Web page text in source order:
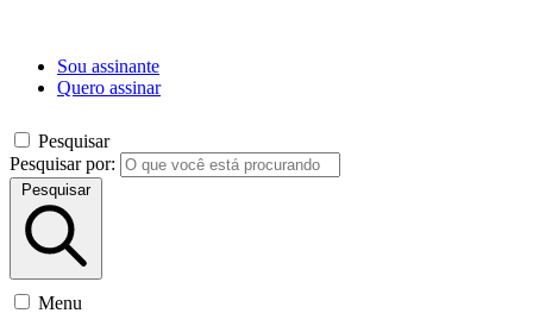
Sou assinante
Quero assinar
Pesquisar
Pesquisar por:
Pesquisar
Menu